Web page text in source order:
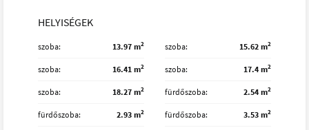
HELYISÉGEK
szoba 13.97 m2 szoba 15.62 m2
szoba 16.41 m2 szoba 17.4 m2
szoba 18.27 m2 fürdőszoba 2.54 m2
fürdőszoba 2.93 m2 fürdőszoba 3.53 m2